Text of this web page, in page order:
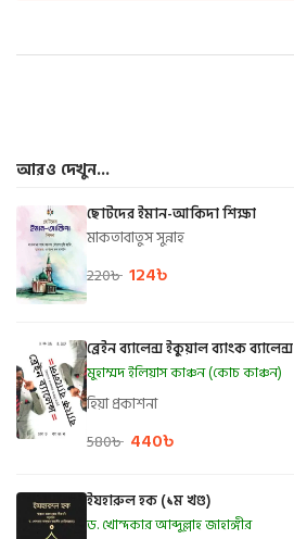
আরও দেখুন...
ছোটদের ইমান-আকিদা শিক্ষা
মাকতাবাতুস সুন্নাহ
220৳ 124৳
ব্রেইন ব্যালেন্স ইকুয়াল ব্যাংক ব্যালেন্স
মুহাম্মদ ইলিয়াস কাঞ্চন (কোচ কাঞ্চন)
হিয়া প্রকাশনা
580৳ 440৳
ইযহারুল হক (১ম খণ্ড)
ড. খোন্দকার আব্দুল্লাহ জাহাঙ্গীর